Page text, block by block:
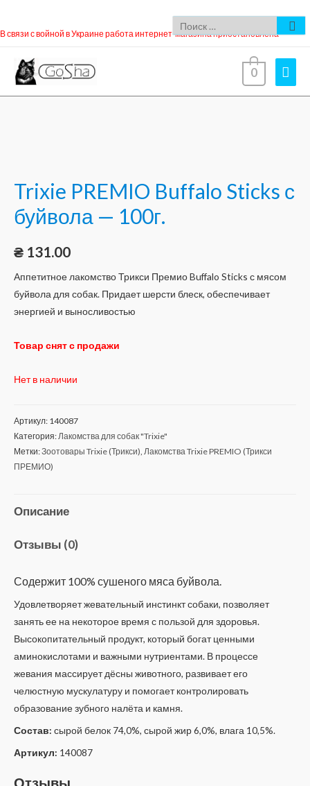
В связи с войной в Украине работа интернет-магазина приостановлена
0
Trixie PREMIO Buffalo Sticks с
буйвола — 100г.
₴ 131.00
Аппетитное лакомство Трикси Премио Buffalo Sticks с мясом
буйвола для собак. Придает шерсти блеск, обеспечивает
энергией и выносливостью
Товар снят с продажи
Нет в наличии
Артикул: 140087
Категория:Лакомства для собак "Trixie"
Метки:Зоотовары Trixie (Трикси), Лакомства Trixie PREMIO (Трикси
ПРЕМИО)
Описание
Отзывы (0)
Содержит 100% сушеного мяса буйвола.
Удовлетворяет жевательный инстинкт собаки, позволяет
занять ее на некоторое время с пользой для здоровья.
Высокопитательный продукт, который богат ценными
аминокислотами и важными нутриентами. В процессе
жевания массирует дёсны животного, развивает его
челюстную мускулатуру и помогает контролировать
образование зубного налёта и камня.
Состав: сырой белок 74,0%, сырой жир 6,0%, влага 10,5%.
Артикул: 140087